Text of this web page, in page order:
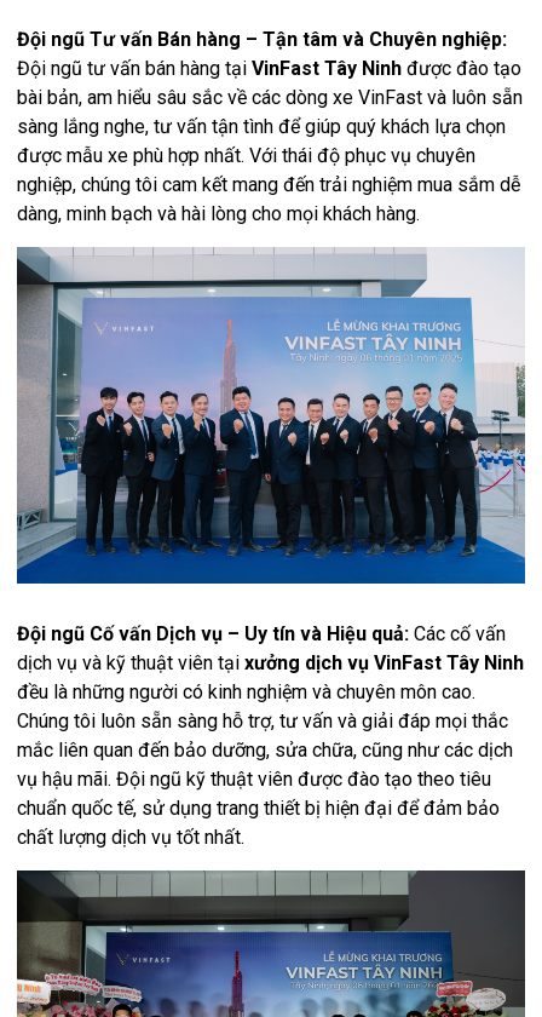
Đội ngũ Tư vấn Bán hàng – Tận tâm và Chuyên nghiệp:
Đội ngũ tư vấn bán hàng tạiVinFast Tây Ninh được đào tạo
bài bản, am hiểu sâu sắc về các dòng xe VinFast và luôn sẵn
sàng lắng nghe, tư vấn tận tình để giúp quý khách lựa chọn
được mẫu xe phù hợp nhất. Với thái độ phục vụ chuyên
nghiệp, chúng tôi cam kết mang đến trải nghiệm mua sắm dễ
dàng, minh bạch và hài lòng cho mọi khách hàng.
Đội ngũ Cố vấn Dịch vụ – Uy tín và Hiệu quả:Các cố vấn
dịch vụ và kỹ thuật viên tạixưởng dịch vụ VinFast Tây Ninh
đều là những người có kinh nghiệm và chuyên môn cao.
Chúng tôi luôn sẵn sàng hỗ trợ, tư vấn và giải đáp mọi thắc
mắc liên quan đến bảo dưỡng, sửa chữa, cũng như các dịch
vụ hậu mãi. Đội ngũ kỹ thuật viên được đào tạo theo tiêu
chuẩn quốc tế, sử dụng trang thiết bị hiện đại để đảm bảo
chất lượng dịch vụ tốt nhất.